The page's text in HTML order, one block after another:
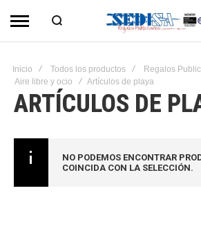
Inicio Todos los productos
Regalos
Aire libre y ocio
Artículos de playa
ARTÍCULOS DE
NO PODEMOS ENCONTRAR
COINCIDA CON LA SELECCIÓN.